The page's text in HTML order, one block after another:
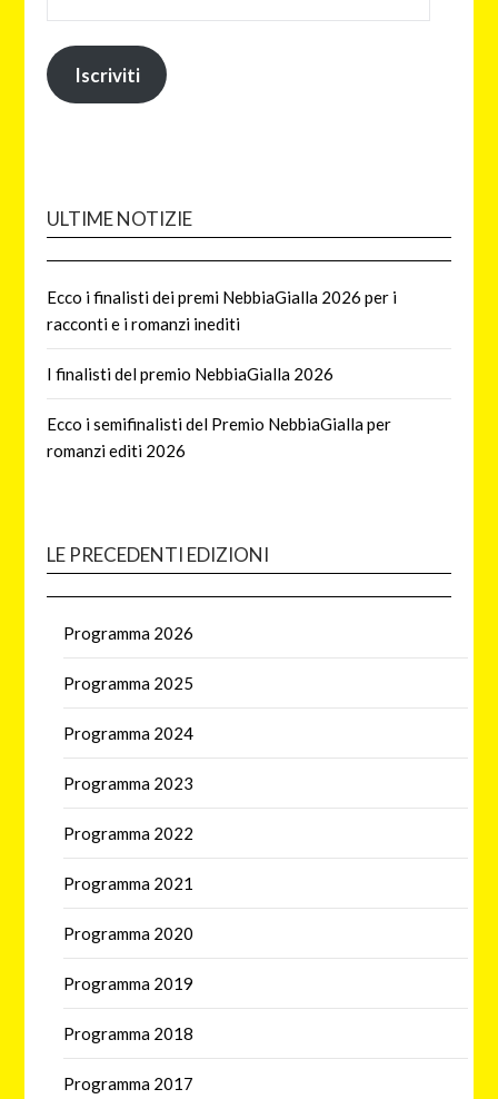
Iscriviti
ULTIME NOTIZIE
Ecco i finalisti dei premi NebbiaGialla 2026 per i
racconti e i romanzi inediti
I finalisti del premio NebbiaGialla 2026
Ecco i semifinalisti del Premio NebbiaGialla per
romanzi editi 2026
LE PRECEDENTI EDIZIONI
Programma 2026
Programma 2025
Programma 2024
Programma 2023
Programma 2022
Programma 2021
Programma 2020
Programma 2019
Programma 2018
Programma 2017